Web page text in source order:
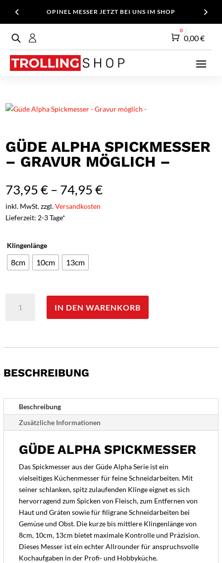
OPINEL MESSER JETZT BEI UNS IM SHOP
Warenkorb
0
0,00€
GÜDE ALPHA SPICKMESSER
– GRAVUR MÖGLICH –
73,95€ – 74,95€
inkl. MwSt. zzgl.Versandkosten
Lieferzeit: 2-3 Tage*
Klingenlänge
8cm 10cm 13cm
Alpha
-
Menge
IN DEN WARENKORB
BESCHREIBUNG
Beschreibung
Zusätzliche Informationen
GÜDE ALPHA SPICKMESSER
Das Spickmesser aus der Güde Alpha Serie ist ein
vielseitiges Küchenmesser für feine Schneidarbeiten. Mit
seiner schlanken, spitz zulaufenden Klinge eignet es sich
hervorragend zum Spicken von Fleisch, zum Entfernen von
Haut und Gräten sowie für filigrane Schneidarbeiten bei
Gemüse und Obst. Die kurze bis mittlere Klingenlänge von
8cm, 10cm, 13cm bietet maximale Kontrolle und Präzision.
Dieses Messer ist ein echter Allrounder für anspruchsvolle
Kochaufgaben in der Profi- und Hobbyküche.